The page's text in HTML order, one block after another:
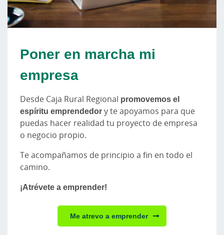
Poner en marcha mi
empresa
Desde Caja Rural Regional promovemos el
espíritu emprendedory te apoyamos para que
puedas hacer realidad tu proyecto de empresa
o negocio propio.
Te acompañamos de principio a fin en todo el
camino.
¡Atrévete a emprender!
Me atrevo a emprender